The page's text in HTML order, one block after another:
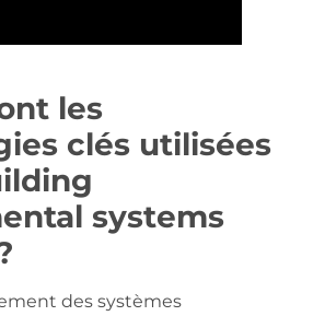
les
clés utilisées
systems
des systèmes